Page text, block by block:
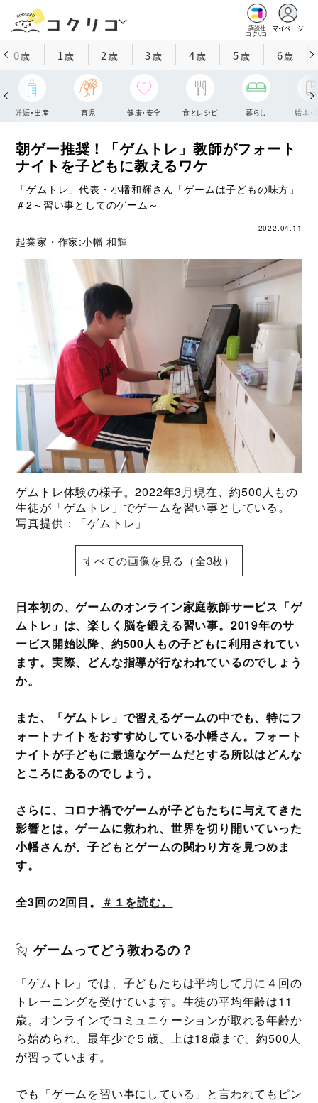
講談社
コクリコ
マイページ
0歳 1歳 2 歳 3歳 4歳 5歳 6歳
妊娠・出産 育児 健康・安全 食とレシピ 暮らし 絵本・
朝ゲー推奨！「ゲムトレ」教師がフォート
ナイトを子どもに教えるワケ
「ゲムトレ」代表・小幡和輝さん「ゲームは子どもの味方」
＃2～習い事としてのゲーム～
2022.04.11
起業家・作家:小幡 和輝
ゲムトレ体験の様子。2022年3月現在、約500人もの
生徒が「ゲムトレ」でゲームを習い事としている。
写真提供：「ゲムトレ」
すべての画像を見る（全3枚）
日本初の、ゲームのオンライン家庭教師サービス「ゲ
ムトレ」は、楽しく脳を鍛える習い事。2019年のサ
ービス開始以降、約500人もの子どもに利用されてい
ます。実際、どんな指導が行なわれているのでしょう
か。
また、「ゲムトレ」で習えるゲームの中でも、特にフ
ォートナイトをおすすめしている小幡さん。フォート
ナイトが子どもに最適なゲームだとする所以はどんな
ところにあるのでしょう。
さらに、コロナ禍でゲームが子どもたちに与えてきた
影響とは。ゲームに救われ、世界を切り開いていった
小幡さんが、子どもとゲームの関わり方を見つめま
す。
全3回の2回目。 ＃１を読む。
ゲームってどう教わるの？
「ゲムトレ」では、子どもたちは平均して月に４回の
トレーニングを受けています。生徒の平均年齢は11
歳。オンラインでコミュニケーションが取れる年齢か
ら始められ、最年少で５歳、上は18歳まで、約500人
が習っています。
でも「ゲームを習い事にしている」と言われてもピン